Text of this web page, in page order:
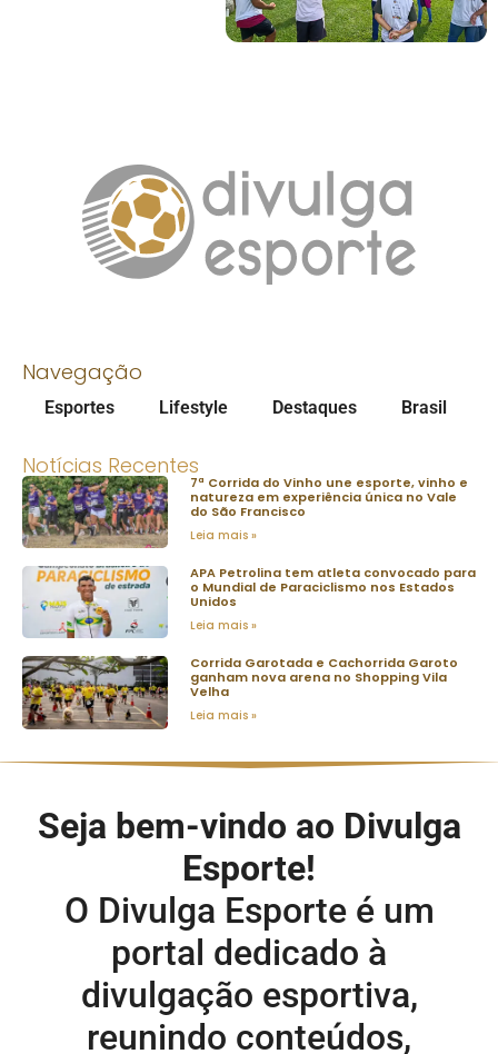
Navegação
Esportes Lifestyle Destaques Brasil
Notícias Recentes
7ª Corrida do Vinho une esporte, vinho e
natureza em experiência única no Vale
do São Francisco
Leia mais »
APA Petrolina tem atleta convocado para
o Mundial de Paraciclismo nos Estados
Unidos
Leia mais »
Corrida Garotada e Cachorrida Garoto
ganham nova arena no Shopping Vila
Velha
Leia mais »
Seja bem-vindo ao Divulga
Esporte!
O Divulga Esporte é um
portal dedicado à
divulgação esportiva,
reunindo conteúdos,